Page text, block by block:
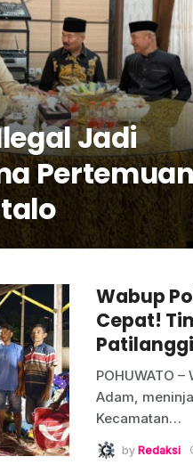
Jadi
Wabup
Cepat!
POHUWATO
Adam,
Kecamatan…
by Redaksi